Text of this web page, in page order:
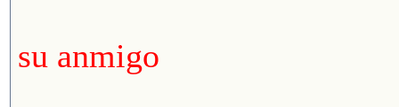
su anmigo